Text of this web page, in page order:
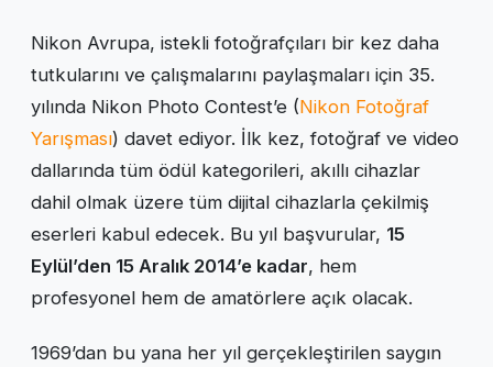
Nikon Avrupa, istekli fotoğrafçıları bir kez daha
tutkularını ve çalışmalarını paylaşmaları için 35.
yılında Nikon Photo Contest’e (Nikon Fotoğraf
Yarışması) davet ediyor. İlk kez, fotoğraf ve video
dallarında tüm ödül kategorileri, akıllı cihazlar
dahil olmak üzere tüm dijital cihazlarla çekilmiş
eserleri kabul edecek. Bu yıl başvurular, 15
Eylül’den 15 Aralık 2014’e kadar, hem
profesyonel hem de amatörlere açık olacak.
1969’dan bu yana her yıl gerçekleştirilen saygın